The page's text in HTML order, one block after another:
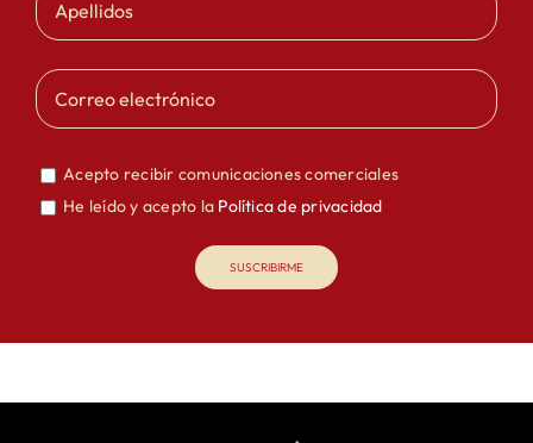
Acepto recibir comunicaciones comerciales
He leído y acepto la Política de privacidad